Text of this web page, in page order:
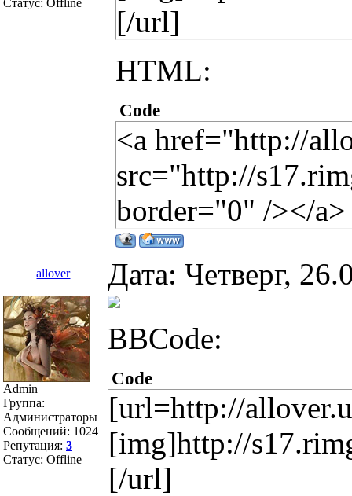
Статус: Offline
[/url]
HTML:
Code
<a href="http://
src="http://
border="0" /></a>
allover Дата: Четверг,
Admin
Группа:
Администраторы
Сообщений: 1024
Репутация: 3
Статус: Offline
BBCode:
Code
[url=http://
[img]http://
[/url]